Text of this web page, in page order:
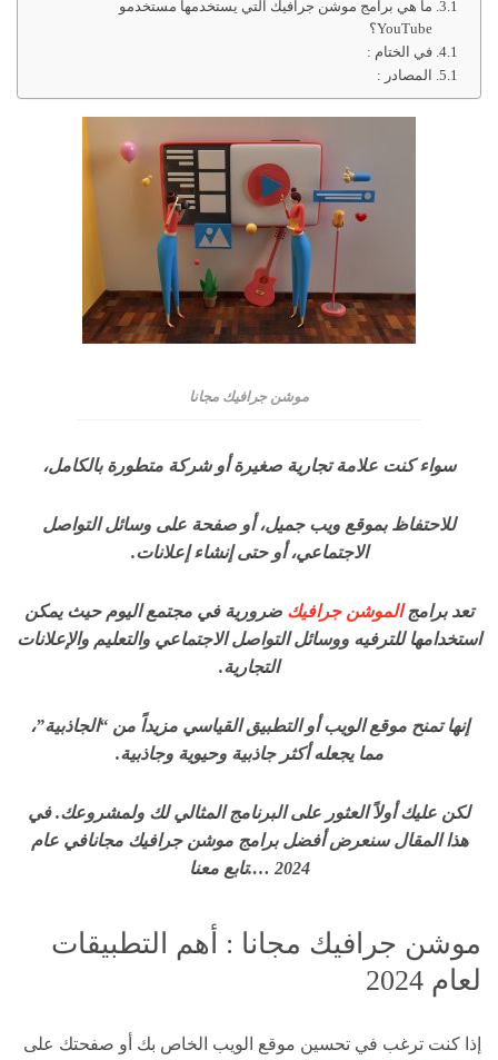
ما هي برامج موشن جرافيك التي يستخدمها مستخدمو
YouTube؟
في الختام :
المصادر :
موشن جرافيك مجانا
سواء كنت علامة تجارية صغيرة أو شركة متطورة بالكامل،
للاحتفاظ بموقع ويب جميل، أو صفحة على وسائل التواصل
الاجتماعي، أو حتى إنشاء إعلانات.
تعد برامجالموشن جرافيك ضرورية في مجتمع اليوم حيث يمكن
استخدامها للترفيه ووسائل التواصل الاجتماعي والتعليم والإعلانات
التجارية.
إنها تمنح موقع الويب أو التطبيق القياسي مزيداً من “الجاذبية”،
مما يجعله أكثر جاذبية وحيوية وجاذبية.
لكن عليك أولاً العثور على البرنامج المثالي لك ولمشروعك. في
هذا المقال سنعرض أفضل برامج موشن جرافيك مجانافي عام
2024 ….تابع معنا
موشن جرافيك مجانا : أهم التطبيقات
لعام 2024
إذا كنت ترغب في تحسين موقع الويب الخاص بك أو صفحتك على